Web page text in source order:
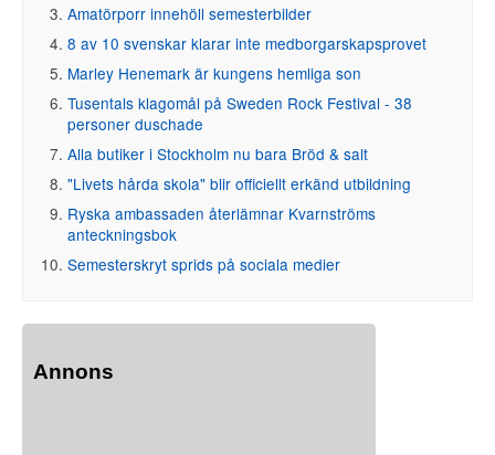
Amatörporr innehöll semesterbilder
8 av 10 svenskar klarar inte medborgarskapsprovet
Marley Henemark är kungens hemliga son
Tusentals klagomål på Sweden Rock Festival - 38
personer duschade
Alla butiker i Stockholm nu bara Bröd & salt
"Livets hårda skola" blir officiellt erkänd utbildning
Ryska ambassaden återlämnar Kvarnströms
anteckningsbok
Semesterskryt sprids på sociala medier
Annons